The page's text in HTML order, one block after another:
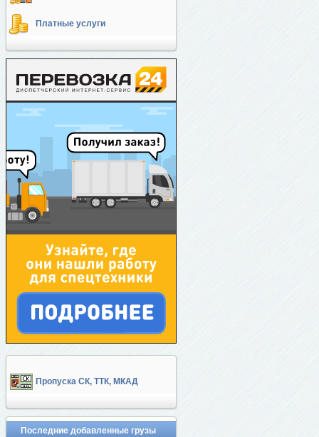
Платные услуги
Пропуска СК, ТТК, МКАД
Последние добавленные грузы